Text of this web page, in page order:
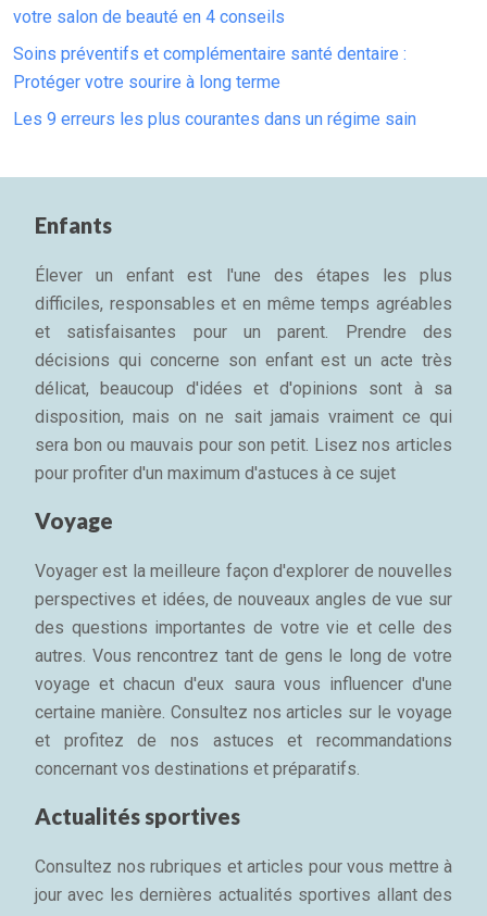
votre salon de beauté en 4 conseils
Soins préventifs et complémentaire santé dentaire :
Protéger votre sourire à long terme
Les 9 erreurs les plus courantes dans un régime sain
Enfants
Élever un enfant est l'une des étapes les plus
difficiles, responsables et en même temps agréables
et satisfaisantes pour un parent. Prendre des
décisions qui concerne son enfant est un acte très
délicat, beaucoup d'idées et d'opinions sont à sa
disposition, mais on ne sait jamais vraiment ce qui
sera bon ou mauvais pour son petit. Lisez nos articles
pour profiter d'un maximum d'astuces à ce sujet
Voyage
Voyager est la meilleure façon d'explorer de nouvelles
perspectives et idées, de nouveaux angles de vue sur
des questions importantes de votre vie et celle des
autres. Vous rencontrez tant de gens le long de votre
voyage et chacun d'eux saura vous influencer d'une
certaine manière. Consultez nos articles sur le voyage
et profitez de nos astuces et recommandations
concernant vos destinations et préparatifs.
Actualités sportives
Consultez nos rubriques et articles pour vous mettre à
jour avec les dernières actualités sportives allant des